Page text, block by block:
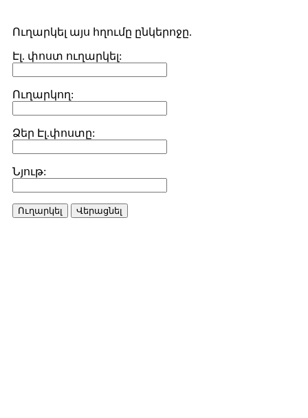
Ուղարկել այս հղումը ընկերոջը.
Էլ. փոստ ուղարկել:
Ուղարկող:
Ձեր Էլ.փոստը:
Նյութ:
Ուղարկել Վերացնել